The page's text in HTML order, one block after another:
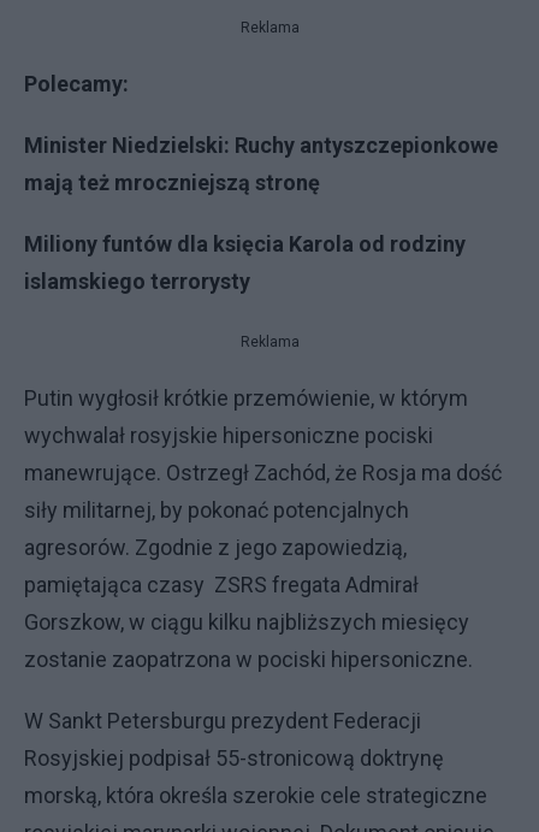
Reklama
Polecamy:
Minister Niedzielski: Ruchy antyszczepionkowe
mają też mroczniejszą stronę
Miliony funtów dla księcia Karola od rodziny
islamskiego terrorysty
Reklama
Putin wygłosił krótkie przemówienie, w którym
wychwalał rosyjskie hipersoniczne pociski
manewrujące. Ostrzegł Zachód, że Rosja ma dość
siły militarnej, by pokonać potencjalnych
agresorów. Zgodnie z jego zapowiedzią,
pamiętająca czasy ZSRS fregata Admirał
Gorszkow, w ciągu kilku najbliższych miesięcy
zostanie zaopatrzona w pociski hipersoniczne.
W Sankt Petersburgu prezydent Federacji
Rosyjskiej podpisał 55-stronicową doktrynę
morską, która określa szerokie cele strategiczne